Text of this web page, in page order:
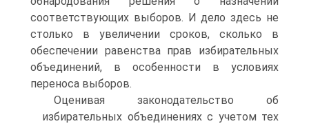
соответствующих выборов. И дело здесь не
столько в увеличении сроков, сколько в
обеспечении равенства прав избирательных
объединений, в особенности в условиях
переноса выборов.
Оценивая законодательство об
избирательных объединениях с учетом тех